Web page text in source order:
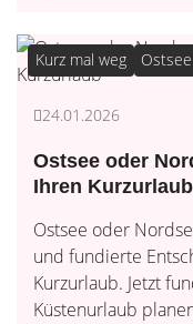
Kurz mal weg Ostsee
24.01.2026
Ostsee oder
Ihren Kurzurlaub
Ostsee oder
und fundierte
Kurzurlaub. Jetzt
Küstenurlaub